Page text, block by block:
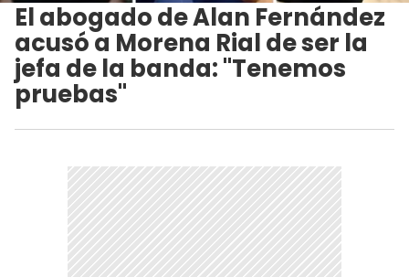
El abogado de Alan Fernández
acusó a Morena Rial de ser la
jefa de la banda: "Tenemos
pruebas"